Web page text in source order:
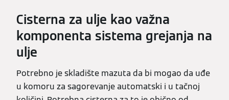
Cisterna za ulje kao važna
komponenta sistema grejanja na
ulje
Potrebno je skladište mazuta da bi mogao da uđe
u komoru za sagorevanje automatski i u tačnoj